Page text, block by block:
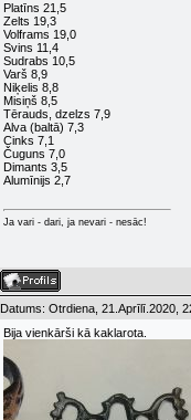
Platīns 21,5
Zelts 19,3
Volframs 19,0
Svins 11,4
Sudrabs 10,5
Varš 8,9
Niķelis 8,8
Misiņš 8,5
Tērauds, dzelzs 7,9
Alva (baltā) 7,3
Cinks 7,1
Čuguns 7,0
Dimants 3,5
Alumīnijs 2,7
Ja vari - dari, ja nevari - nesāc!
Datums: Otrdiena, 21.Aprīlī.2020,
Bija vienkārši kā kaklarota.